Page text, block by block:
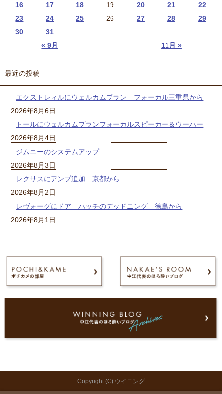
« 9月 11月 »
16
17 18 19 20 21
22
23
24 25 26 27 28
29
30
31
最近の投稿
エクストレィルにウェルカムプラン フォーカル三重県から
2026年8月6日
トールにウェルカムプランフォーカルスピーカー＆ウーハー
2026年8月4日
ジムニーのシステムアップ
2026年8月3日
レクサスにアンプ追加 京都から
2026年8月2日
レヴォーグにドア ハッチのデッドニング 徳島から
2026年8月1日
Copyright (C) ウイニング